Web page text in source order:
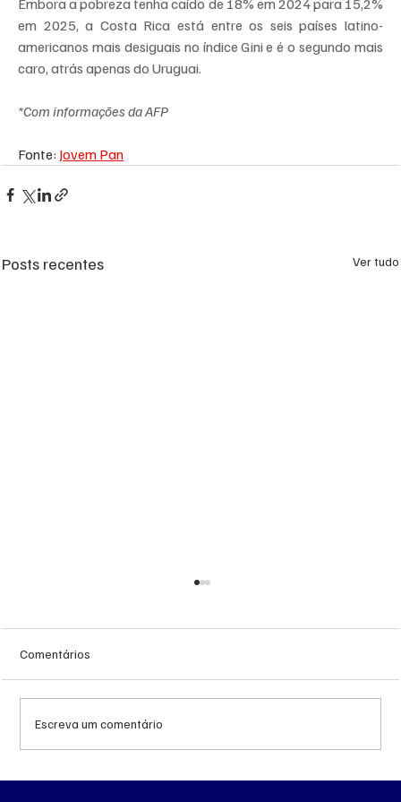
em 2025, a Costa Rica está entre os seis países latino-
americanos mais desiguais no índice Gini e é o segundo mais
caro, atrás apenas do Uruguai.
*Com informações da AFP
Fonte: Jovem Pan
Posts recentes Ver tudo
Comentários
Escreva um comentário